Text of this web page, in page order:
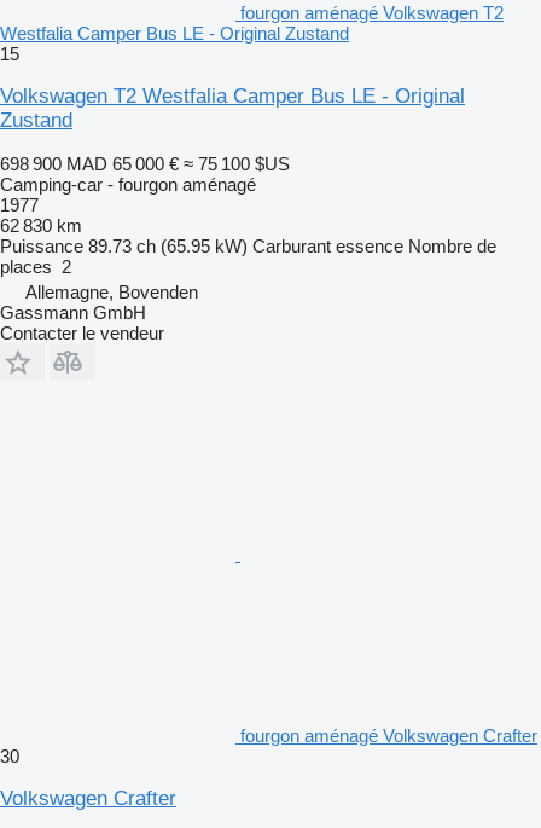
fourgon aménagé Volkswagen T2
Westfalia Camper Bus LE - Original Zustand
15
Volkswagen T2 Westfalia Camper Bus LE - Original
Zustand
698 900 MAD 65 000 € ≈ 75 100 $US
Camping-car - fourgon aménagé
1977
62 830 km
Puissance 89.73 ch (65.95 kW) Carburant essence Nombre de
places 2
Allemagne, Bovenden
Gassmann GmbH
Contacter le vendeur
fourgon aménagé Volkswagen Crafter
30
Volkswagen Crafter